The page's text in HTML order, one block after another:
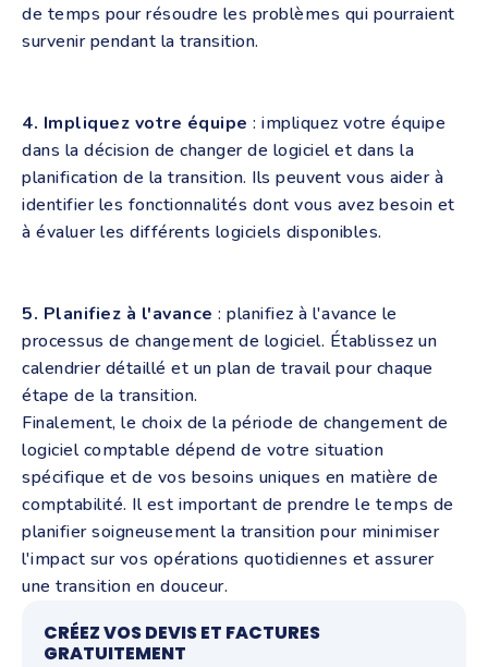
de temps pour résoudre les problèmes qui pourraient
survenir pendant la transition.
4. Impliquez votre équipe : impliquez votre équipe
dans la décision de changer de logiciel et dans la
planification de la transition. Ils peuvent vous aider à
identifier les fonctionnalités dont vous avez besoin et
à évaluer les différents logiciels disponibles.
5. Planifiez à l'avance : planifiez à l'avance le
processus de changement de logiciel. Établissez un
calendrier détaillé et un plan de travail pour chaque
étape de la transition.
Finalement, le choix de la période de changement de
logiciel comptable dépend de votre situation
spécifique et de vos besoins uniques en matière de
comptabilité. Il est important de prendre le temps de
planifier soigneusement la transition pour minimiser
l'impact sur vos opérations quotidiennes et assurer
une transition en douceur.
CRÉEZ VOS DEVIS ET FACTURES
GRATUITEMENT